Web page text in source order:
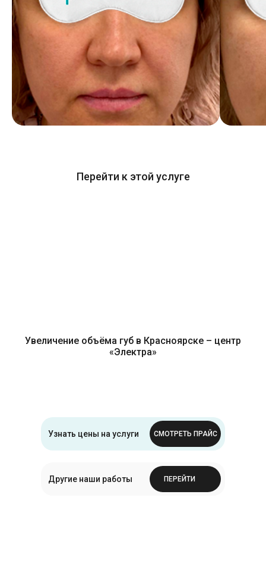
Перейти к этой услуге
Увеличение объёма губ в Красноярске – центр
«Электра»
Узнать цены на услуги СМОТРЕТЬ ПРАЙС
Другие наши работы ПЕРЕЙТИ